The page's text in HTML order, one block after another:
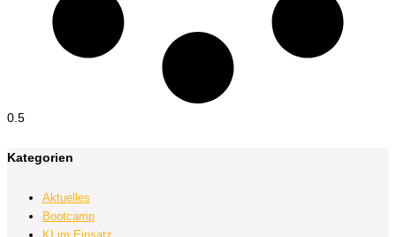
Kategorien
Aktuelles
Bootcamp